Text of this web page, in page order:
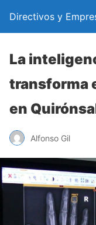
Directivos y
La
transforma
en
Alfonso Gil